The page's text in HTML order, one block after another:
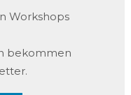
Workshops
bekommen